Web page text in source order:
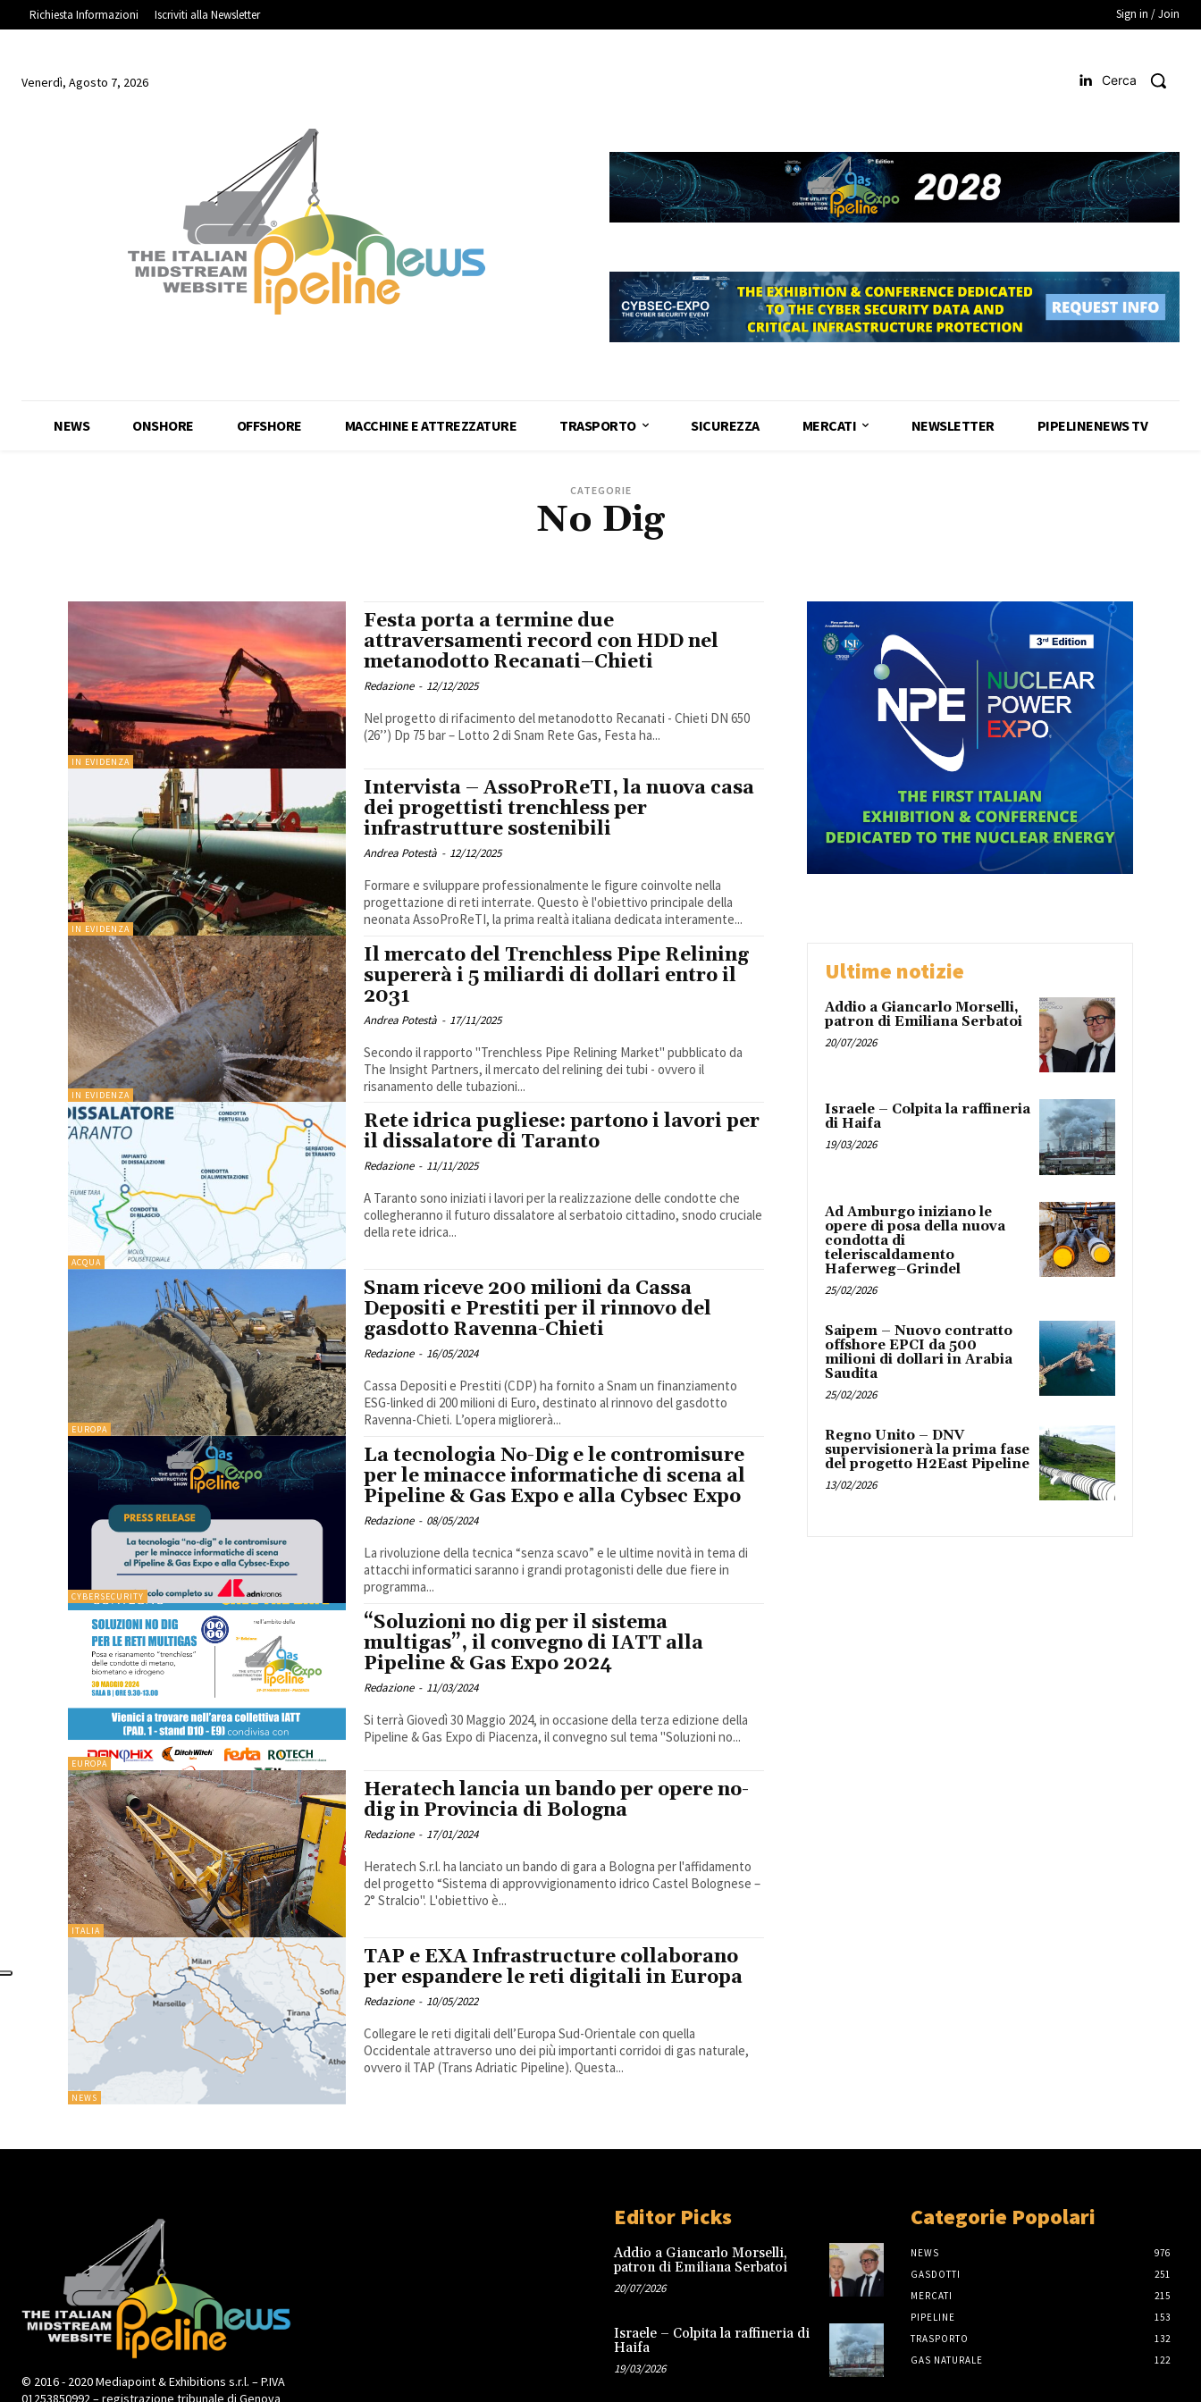
Richiesta Informazioni Iscriviti alla Newsletter Sign in / Join
Venerdì, Agosto 7, 2026 Cerca
NEWS ONSHORE OFFSHORE MACCHINE E ATTREZZATURE TRASPORTO SICUREZZA MERCATI NEWSLETTER PIPELINENEWS TV
CATEGORIE
No Dig
IN EVIDENZA
Festa porta a termine due
attraversamenti record con HDD nel
metanodotto Recanati–Chieti
Redazione - 12/12/2025
Nel progetto di rifacimento del metanodotto Recanati - Chieti DN 650
(26’’) Dp 75 bar – Lotto 2 di Snam Rete Gas, Festa ha...
IN EVIDENZA
Intervista – AssoProReTI, la nuova casa
dei progettisti trenchless per
infrastrutture sostenibili
Andrea Potestà - 12/12/2025
Formare e sviluppare professionalmente le figure coinvolte nella
progettazione di reti interrate. Questo è l'obiettivo principale della
neonata AssoProReTI, la prima realtà italiana dedicata interamente...
IN EVIDENZA
Il mercato del Trenchless Pipe Relining
supererà i 5 miliardi di dollari entro il
2031
Andrea Potestà - 17/11/2025
Secondo il rapporto "Trenchless Pipe Relining Market" pubblicato da
The Insight Partners, il mercato del relining dei tubi - ovvero il
risanamento delle tubazioni...
ACQUA
Rete idrica pugliese: partono i lavori per
il dissalatore di Taranto
Redazione - 11/11/2025
A Taranto sono iniziati i lavori per la realizzazione delle condotte che
collegheranno il futuro dissalatore al serbatoio cittadino, snodo cruciale
della rete idrica...
EUROPA
Snam riceve 200 milioni da Cassa
Depositi e Prestiti per il rinnovo del
gasdotto Ravenna-Chieti
Redazione - 16/05/2024
Cassa Depositi e Prestiti (CDP) ha fornito a Snam un finanziamento
ESG-linked di 200 milioni di Euro, destinato al rinnovo del gasdotto
Ravenna-Chieti. L’opera migliorerà...
CYBERSECURITY
La tecnologia No-Dig e le contromisure
per le minacce informatiche di scena al
Pipeline & Gas Expo e alla Cybsec Expo
Redazione - 08/05/2024
La rivoluzione della tecnica “senza scavo” e le ultime novità in tema di
attacchi informatici saranno i grandi protagonisti delle due fiere in
programma...
EUROPA
“Soluzioni no dig per il sistema
multigas”, il convegno di IATT alla
Pipeline & Gas Expo 2024
Redazione - 11/03/2024
Si terrà Giovedì 30 Maggio 2024, in occasione della terza edizione della
Pipeline & Gas Expo di Piacenza, il convegno sul tema "Soluzioni no...
ITALIA
Heratech lancia un bando per opere no-
dig in Provincia di Bologna
Redazione - 17/01/2024
Heratech S.r.l. ha lanciato un bando di gara a Bologna per l'affidamento
del progetto “Sistema di approvvigionamento idrico Castel Bolognese –
2° Stralcio". L'obiettivo è...
NEWS
TAP e EXA Infrastructure collaborano
per espandere le reti digitali in Europa
Redazione - 10/05/2022
Collegare le reti digitali dell’Europa Sud-Orientale con quella
Occidentale attraverso uno dei più importanti corridoi di gas naturale,
ovvero il TAP (Trans Adriatic Pipeline). Questa...
Ultime notizie
Addio a Giancarlo Morselli,
patron di Emiliana Serbatoi
20/07/2026
Israele – Colpita la raffineria
di Haifa
19/03/2026
Ad Amburgo iniziano le
opere di posa della nuova
condotta di
teleriscaldamento
Haferweg–Grindel
25/02/2026
Saipem – Nuovo contratto
offshore EPCI da 500
milioni di dollari in Arabia
Saudita
25/02/2026
Regno Unito – DNV
supervisionerà la prima fase
del progetto H2East Pipeline
13/02/2026
© 2016 - 2020 Mediapoint & Exhibitions s.r.l. – P.IVA
01253850992 – registrazione tribunale di Genova
Editor Picks
Addio a Giancarlo Morselli,
patron di Emiliana Serbatoi
20/07/2026
Israele – Colpita la raffineria di
Haifa
19/03/2026
Categorie Popolari
NEWS
976
GASDOTTI
251
MERCATI
215
PIPELINE
153
TRASPORTO
132
GAS NATURALE
122